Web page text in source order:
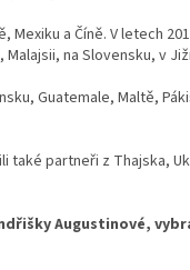
Mexiku a Číně. V letech
na Slovensku, v
Guatemale, Maltě,
také partneři z Thajska,
Augustinové,